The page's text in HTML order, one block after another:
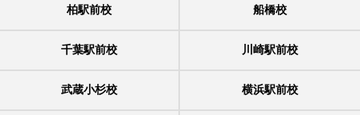
柏駅前校 船橋校
千葉駅前校 川崎駅前校
武蔵小杉校 横浜駅前校